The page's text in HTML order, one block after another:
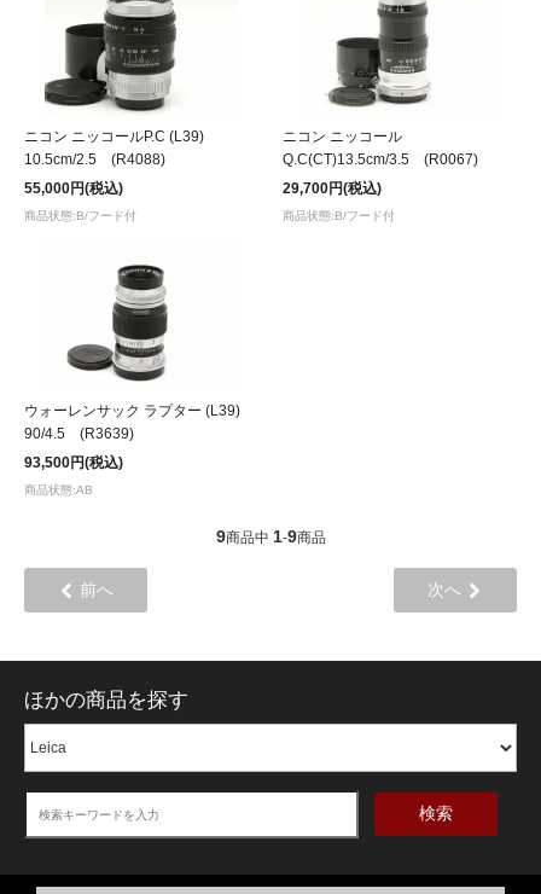
ニコン ニッコールP.C (L39)
10.5cm/2.5 (R4088)
55,000円(税込)
商品状態:B/フード付
ニコン ニッコール
Q.C(CT)13.5cm/3.5 (R0067)
29,700円(税込)
商品状態:B/フード付
ウォーレンサック ラプター (L39)
90/4.5 (R3639)
93,500円(税込)
商品状態:AB
9商品中 1-9商品
前へ 次へ
ほかの商品を探す
検索